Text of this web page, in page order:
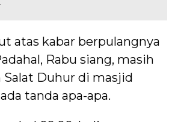
atas kabar berpulangnya
Rabu siang, masih
Duhur di masjid
tanda apa-apa.